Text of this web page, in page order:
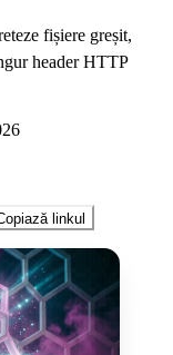
fișiere greșit,
header HTTP
linkul